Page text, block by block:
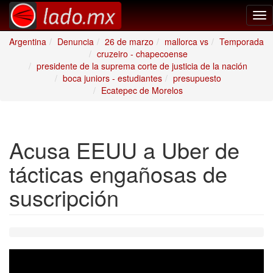
Argentina
Denuncia 26 de marzo mallorca vs
Temporada
cruzeiro - chapecoense
presidente de la suprema corte de justicia de la nación
boca juniors - estudiantes
presupuesto
Ecatepec de Morelos
Acusa EEUU a Uber de
tácticas engañosas de
suscripción